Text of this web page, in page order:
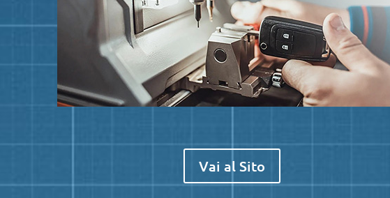
Vai al Sito